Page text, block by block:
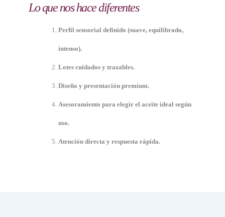
Lo que nos hace diferentes
Perfil sensorial definido (suave, equilibrado,
intenso).
Lotes cuidados y trazables.
Diseño y presentación premium.
Asesoramiento para elegir el aceite ideal según
uso.
Atención directa y respuesta rápida.